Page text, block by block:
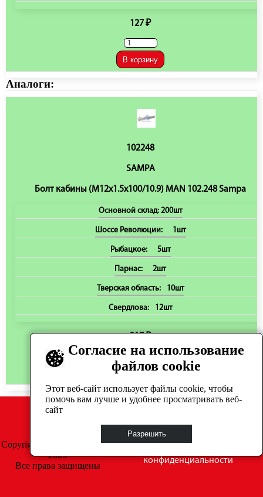
127 ₽
В корзину
Аналоги:
102248
SAMPA
Болт кабины (M12x1.5x100/10.9) MAN 102.248 Sampa
Основной склад: 200шт
Шоссе Революции: 1шт
Рыбацкое: 5шт
Парнас: 2шт
Тверская область: 10шт
Свердлова: 12шт
317 ₽
В корзину
Согласие на использование
файлов cookie
Этот веб-сайт использует файлы cookie, чтобы
помочь вам лучше и удобнее просматривать веб-
сайт
Разрешить
Copyright © GrosAuto 2019 -
2025
Все права защищены
конфиденциальности